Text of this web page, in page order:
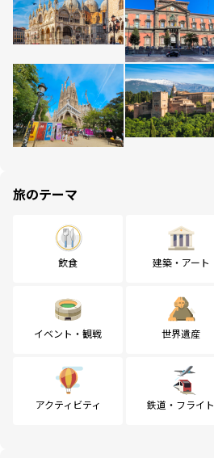
旅のテーマ
飲食 建築・アート
イベント・観戦 世界遺産
アクティビティ 鉄道・フライト